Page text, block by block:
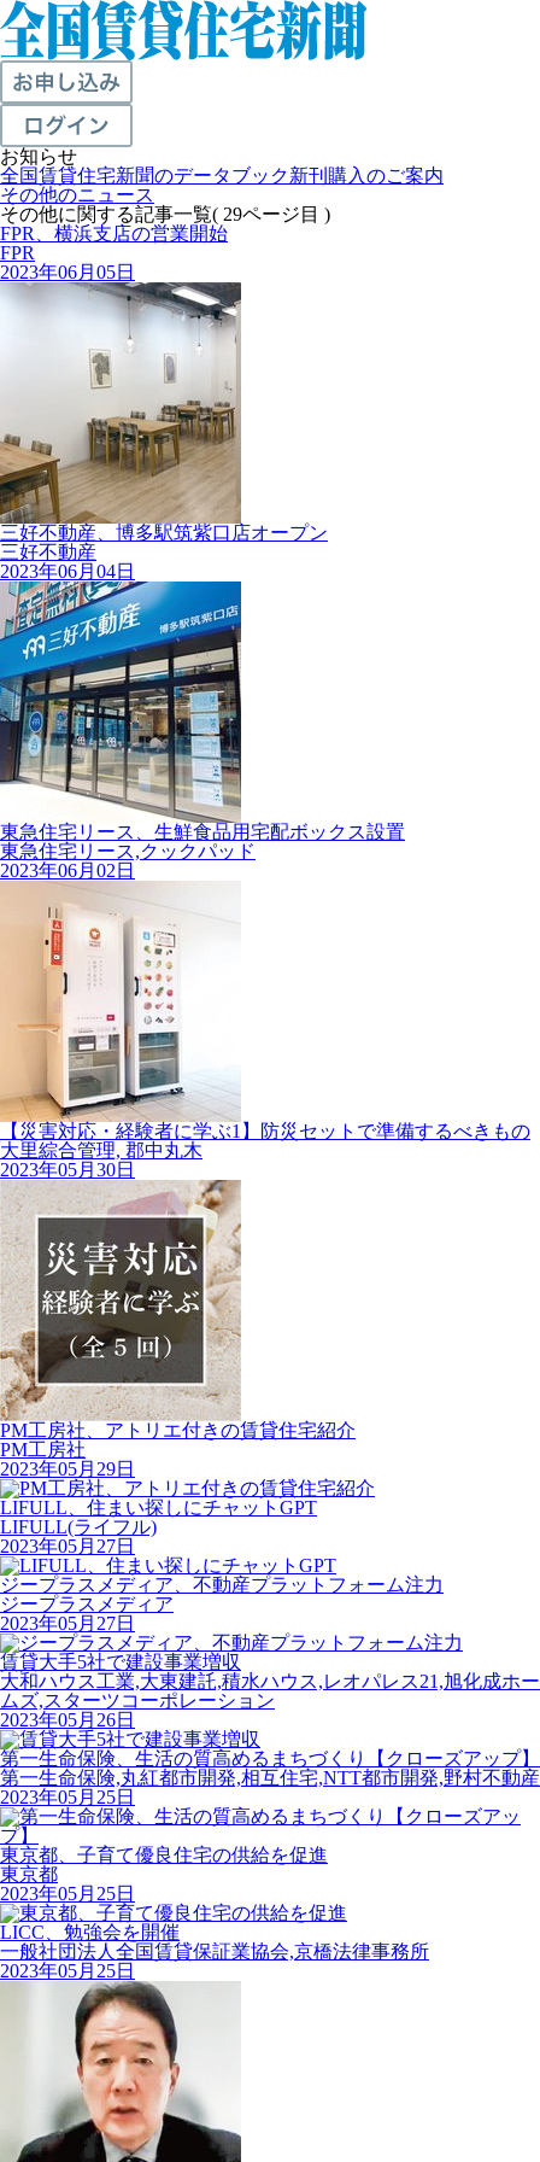
お知らせ
全国賃貸住宅新聞のデータブック新刊購入のご案内
その他のニュース
その他に関する記事一覧( 29ページ目 )
FPR、横浜支店の営業開始
FPR
2023年06月05日
三好不動産、博多駅筑紫口店オープン
三好不動産
2023年06月04日
東急住宅リース、生鮮食品用宅配ボックス設置
東急住宅リース,クックパッド
2023年06月02日
【災害対応・経験者に学ぶ1】防災セットで準備するべきもの
大里綜合管理, 郡中丸木
2023年05月30日
PM工房社、アトリエ付きの賃貸住宅紹介
PM工房社
2023年05月29日
LIFULL、住まい探しにチャットGPT
LIFULL(ライフル)
2023年05月27日
ジープラスメディア、不動産プラットフォーム注力
ジープラスメディア
2023年05月27日
賃貸大手5社で建設事業増収
大和ハウス工業,大東建託,積水ハウス,レオパレス21,旭化成ホー
ムズ,スターツコーポレーション
2023年05月26日
第一生命保険、生活の質高めるまちづくり【クローズアップ】
第一生命保険,丸紅都市開発,相互住宅,NTT都市開発,野村不動産
2023年05月25日
東京都、子育て優良住宅の供給を促進
東京都
2023年05月25日
LICC、勉強会を開催
一般社団法人全国賃貸保証業協会,京橋法律事務所
2023年05月25日